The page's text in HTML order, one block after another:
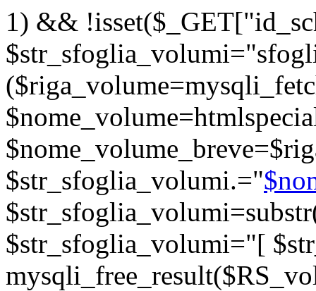
1) &&
$str_sfoglia_volumi.="
$str_sfoglia_volumi="[